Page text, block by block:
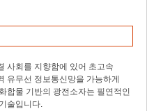
사회를 지향함에 있어 초고속
유무선 정보통신망을 가능하게
합물 기반의 광전소자는 필연적인
술입니다.